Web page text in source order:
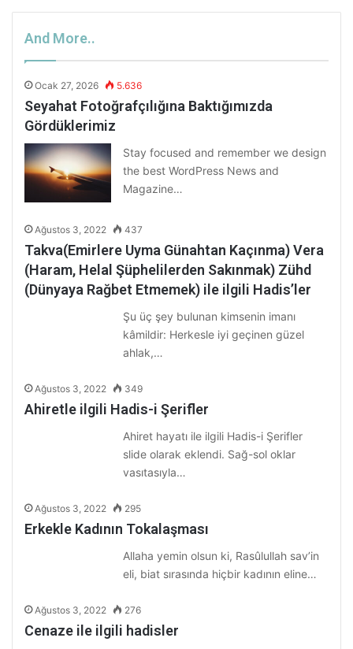
And More..
Ocak 27, 2026 5.636
Seyahat Fotoğrafçılığına Baktığımızda
Gördüklerimiz
Stay focused and remember we design
the best WordPress News and
Magazine…
Ağustos 3, 2022 437
Takva(Emirlere Uyma Günahtan Kaçınma) Vera
(Haram, Helal Şüphelilerden Sakınmak) Zühd
(Dünyaya Rağbet Etmemek) ile ilgili Hadis’ler
Şu üç şey bulunan kimsenin imanı
kâmildir: Herkesle iyi geçinen güzel
ahlak,…
Ağustos 3, 2022 349
Ahiretle ilgili Hadis-i Şerifler
Ahiret hayatı ile ilgili Hadis-i Şerifler
slide olarak eklendi. Sağ-sol oklar
vasıtasıyla…
Ağustos 3, 2022 295
Erkekle Kadının Tokalaşması
Allaha yemin olsun ki, Rasûlullah sav’in
eli, biat sırasında hiçbir kadının eline…
Ağustos 3, 2022 276
Cenaze ile ilgili hadisler